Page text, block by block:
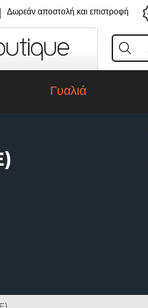
Δωρεάν αποστολή και επιστροφή
Γυαλιά